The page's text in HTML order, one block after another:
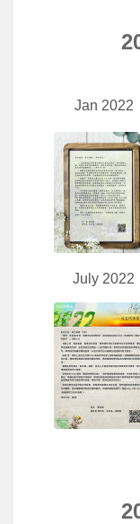
Jan 2022
July 2022